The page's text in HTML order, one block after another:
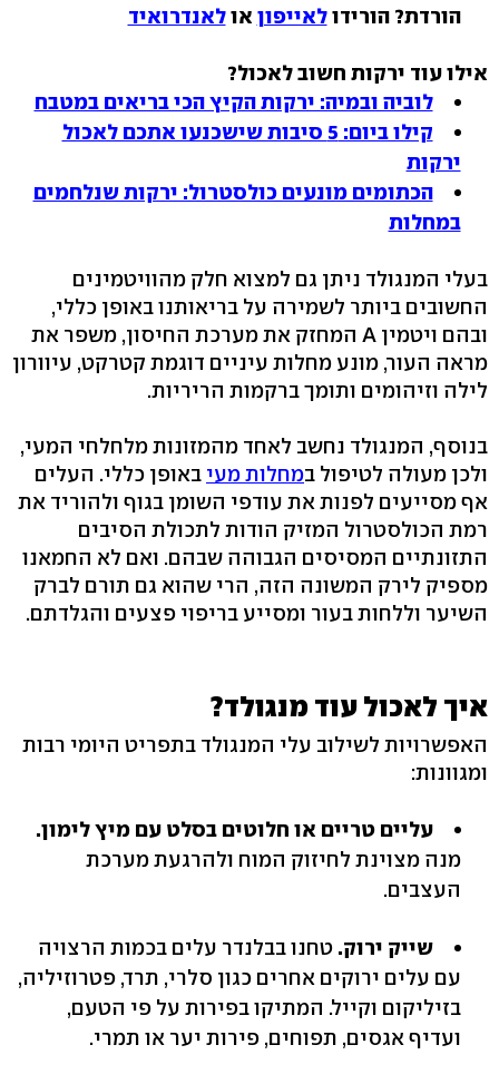
הורדת? הורידולאייפון אולאנדרואיד
אילו עוד ירקות חשוב לאכול?
לוביה ובמיה: ירקות הקיץ הכי בריאים במטבח
קילו ביום: 5 סיבות שישכנעו אתכם לאכול
ירקות
הכתומים מונעים כולסטרול: ירקות שנלחמים
במחלות
בעלי המנגולד ניתן גם למצוא חלק מהוויטמינים
החשובים ביותר לשמירה על בריאותנו באופן כללי,
ובהם ויטמין A המחזק את מערכת החיסון, משפר את
מראה העור, מונע מחלות עיניים דוגמת קטרקט, עיוורון
לילה וזיהומים ותומך ברקמות הריריות.
בנוסף, המנגולד נחשב לאחד מהמזונות מלחלחי המעי,
ולכן מעולה לטיפול במחלות מעי באופן כללי. העלים
אף מסייעים לפנות את עודפי השומן בגוף ולהוריד את
רמת הכולסטרול המזיק הודות לתכולת הסיבים
התזונתיים המסיסים הגבוהה שבהם. ואם לא החמאנו
מספיק לירק המשונה הזה, הרי שהוא גם תורם לברק
השיער וללחות בעור ומסייע בריפוי פצעים והגלדתם.
איך לאכול עוד מנגולד?
האפשרויות לשילוב עלי המנגולד בתפריט היומי רבות
ומגוונות:
עליים טריים או חלוטים בסלט עם מיץ לימון.
מנה מצוינת לחיזוק המוח ולהרגעת מערכת
העצבים.
שייק ירוק. טחנו בבלנדר עלים בכמות הרצויה
עם עלים ירוקים אחרים כגון סלרי, תרד, פטרוזיליה,
בזיליקום וקייל. המתיקו בפירות על פי הטעם,
ועדיף אגסים, תפוחים, פירות יער או תמרי.